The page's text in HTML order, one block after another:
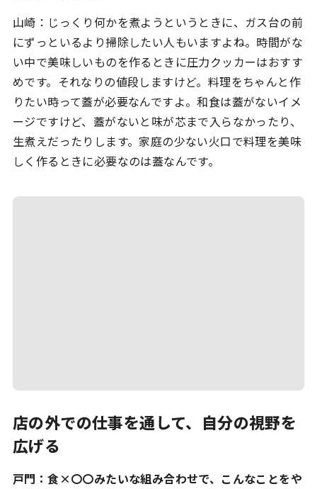
山崎：じっくり何かを煮ようというときに、ガス台の前
にずっといるより掃除したい人もいますよね。時間がな
い中で美味しいものを作るときに圧力クッカーはおすす
めです。それなりの値段しますけど。料理をちゃんと作
りたい時って蓋が必要なんですよ。和食は蓋がないイメ
ージですけど、蓋がないと味が芯まで入らなかったり、
生煮えだったりします。家庭の少ない火口で料理を美味
しく作るときに必要なのは蓋なんです。
店の外での仕事を通して、自分の視野を
広げる
戸門：食×〇〇みたいな組み合わせで、こんなことをや